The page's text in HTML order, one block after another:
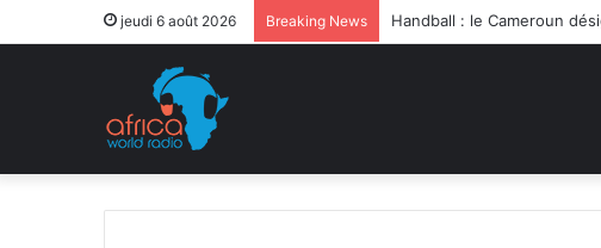
jeudi 6 août 2026 Breaking News Après la levée des